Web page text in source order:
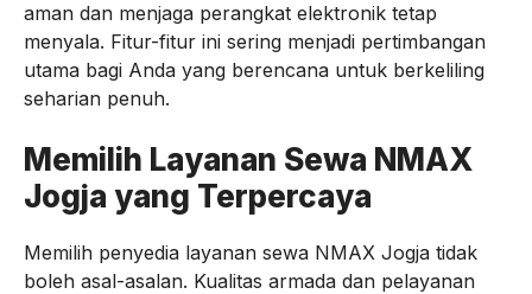
aman dan menjaga perangkat elektronik tetap
menyala. Fitur-fitur ini sering menjadi pertimbangan
utama bagi Anda yang berencana untuk berkeliling
seharian penuh.
Memilih Layanan Sewa NMAX
Jogja yang Terpercaya
Memilih penyedia layanan sewa NMAX Jogja tidak
boleh asal-asalan. Kualitas armada dan pelayanan